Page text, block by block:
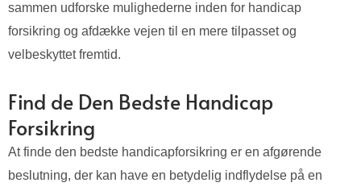
sammen udforske mulighederne inden for handicap
forsikring og afdække vejen til en mere tilpasset og
velbeskyttet fremtid.
Find de Den Bedste Handicap
Forsikring
At finde den bedste handicapforsikring er en afgørende
beslutning, der kan have en betydelig indflydelse på en